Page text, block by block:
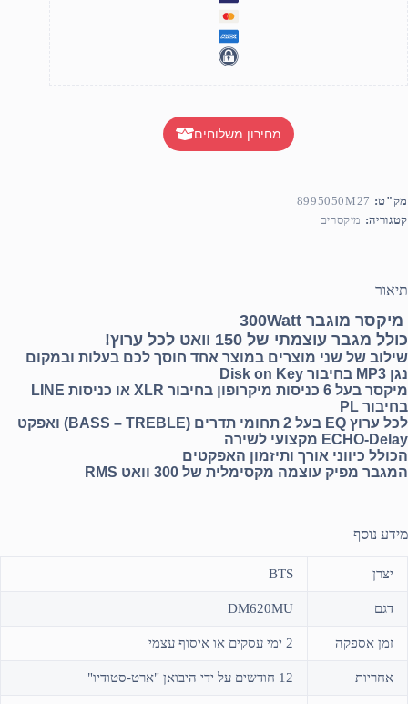
מחירון משלוחים
מק"ט: 8995050M27
קטגוריה: מיקסרים
תיאור
מיקסר מוגבר 300Watt
כולל מגבר עוצמתי של 150 וואט לכל ערוץ!
שילוב של שני מוצרים במוצר אחד חוסך לכם בעלות ובמקום
נגן MP3 בחיבור Disk on Key
מיקסר בעל 6 כניסות מיקרופון בחיבור XLR או כניסות LINE
בחיבור PL
לכל ערוץ EQ בעל 2 תחומי תדרים (BASS – TREBLE) ואפקט
ECHO-Delay מקצועי לשירה
הכולל כיווני אורך ותיזמון האפקטים
המגבר מפיק עוצמה מקסימלית של 300 וואט RMS
מידע נוסף
יצרן BTS
דגם DM620MU
זמן אספקה 2 ימי עסקים או איסוף עצמי
אחריות 12 חודשים על ידי היבואן "ארט-סטודיו"